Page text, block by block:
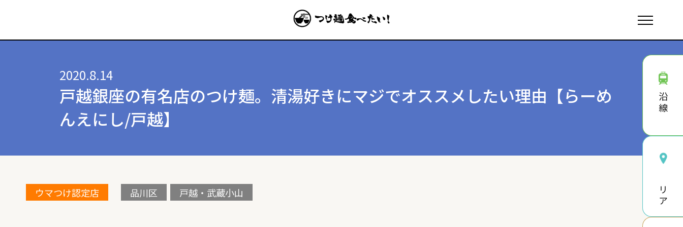
沿線
エリア
2020.8.14
戸越銀座の有名店のつけ麺。清湯好きにマジでオススメしたい理由【らーめ
んえにし/戸越】
ウマつけ認定店 品川区 戸越・武蔵小山